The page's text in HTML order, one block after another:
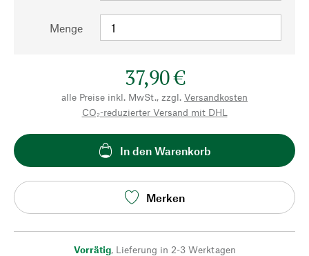
Menge
37,90 €
alle Preise inkl. MwSt., zzgl. Versandkosten
CO₂-reduzierter Versand mit DHL
In den Warenkorb
Merken
Vorrätig, Lieferung in 2-3 Werktagen